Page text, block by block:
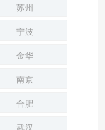
苏州
宁波
金华
南京
合肥
武汉